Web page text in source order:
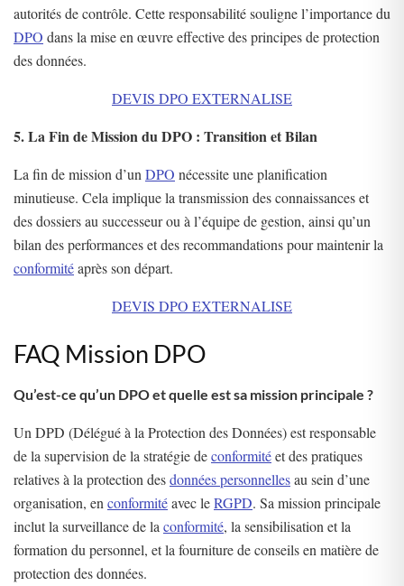
autorités de contrôle. Cette responsabilité souligne l’importance du
DPO dans la mise en œuvre effective des principes de protection
des données.
DEVIS DPO EXTERNALISE
5. La Fin de Mission du DPO : Transition et Bilan
La fin de mission d’un DPO nécessite une planification
minutieuse. Cela implique la transmission des connaissances et
des dossiers au successeur ou à l’équipe de gestion, ainsi qu’un
bilan des performances et des recommandations pour maintenir la
conformitéaprès son départ.
DEVIS DPO EXTERNALISE
FAQ Mission DPO
Qu’est-ce qu’un DPO et quelle est sa mission principale ?
Un DPD (Délégué à la Protection des Données) est responsable
de la supervision de la stratégie deconformitéet des pratiques
relatives à la protection desdonnées personnellesau sein d’une
organisation, en conformitéavec leRGPD. Sa mission principale
inclut la surveillance de la conformité, la sensibilisation et la
formation du personnel, et la fourniture de conseils en matière de
protection des données.